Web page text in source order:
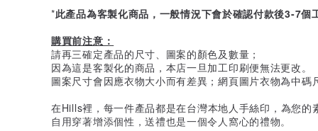
*此產品為客製化商品，一般情況下會於確認付款後3-7個
購買前注意：
請再三確定產品的尺寸、圖案的顏色及數量；
因為這是客製化的商品，本店一旦加工印刷便無法更改。
圖案尺寸會因應衣物大小而有差異；網頁圖片衣物為中
在Hills裡，每一件產品都是在台灣本地人手絲印，為您
自用穿著增添個性，送禮也是一個令人窩心的禮物。